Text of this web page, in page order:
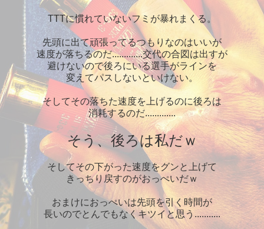
TTTに慣れていないフミが暴れまくる。
先頭に出て頑張ってるつもりなのはいいが
速度が落ちるのだ.............交代の合図は出すが
避けないので後ろにいる選手がラインを
変えてパスしないといけない。
そしてその落ちた速度を上げるのに後ろは
消耗するのだ.............
そう、後ろは私だｗ
そしてその下がった速度をグンと上げて
きっちり戻すのがおっぺいだｗ
おまけにおっぺいは先頭を引く時間が
長いのでとんでもなくキツイと思う...........